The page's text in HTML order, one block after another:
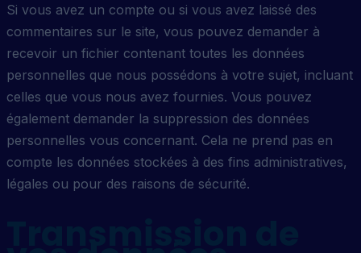
Si vous avez un compte ou si vous avez laissé des
commentaires sur le site, vous pouvez demander à
recevoir un fichier contenant toutes les données
personnelles que nous possédons à votre sujet, incluant
celles que vous nous avez fournies. Vous pouvez
également demander la suppression des données
personnelles vous concernant. Cela ne prend pas en
compte les données stockées à des fins administratives,
légales ou pour des raisons de sécurité.